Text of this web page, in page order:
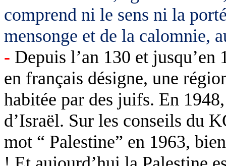
comprend ni le sens ni la
mensonge et de la calomnie,
- Depuis l’an 130 et
en français désigne, une
habitée par des juifs. En
d’Israël. Sur les conseils du
mot “ Palestine” en 1963,